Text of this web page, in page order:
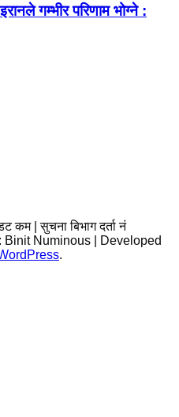
गम्भीर परिणाम भोग्ने :
कम | सुचना बिभाग दर्ता नं
Binit Numinous | Developed
.